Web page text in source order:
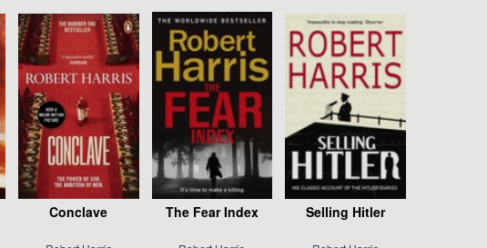
Conclave The Fear Index Selling Hitler